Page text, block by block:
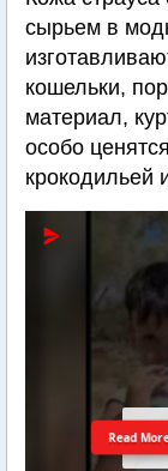
сырьем в
кошельки,
материал,
особо
крокодильей
Read